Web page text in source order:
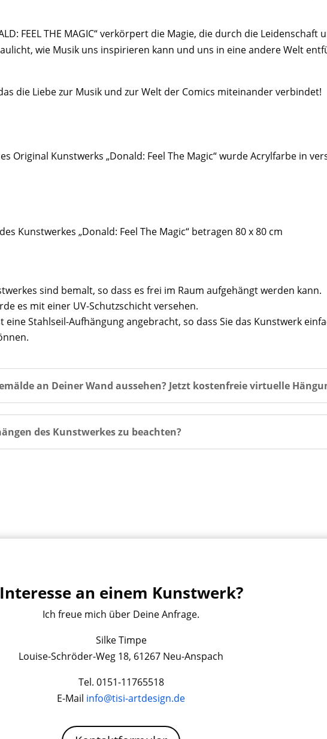
FEEL THE MAGIC“ verkörpert die Magie, die durch die
wie Musik uns inspirieren kann und uns in eine andere Welt
die Liebe zur Musik und zur Welt der Comics miteinander verbindet!
Original Kunstwerks „Donald: Feel The Magic“ wurde Acrylfarbe in
Kunstwerkes „Donald: Feel The Magic“ betragen 80 x 80 cm
sind bemalt, so dass es frei im Raum aufgehängt werden kann.
es mit einer UV-Schutzschicht versehen.
eine Stahlseil-Aufhängung angebracht, so dass Sie das Kunstwerk
an Deiner Wand aussehen? Jetzt kostenfreie virtuelle
des Kunstwerkes zu beachten?
Interesse an einem Kunstwerk?
Ich freue mich über Deine Anfrage.
Silke Timpe
Louise-Schröder-Weg 18, 61267 Neu-Anspach
Tel. 0151-11765518
E-Mail info@tisi-artdesign.de